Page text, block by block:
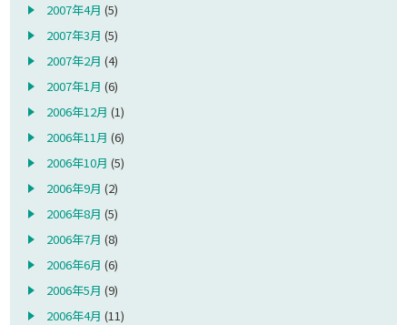
2007年4月 (5)
2007年3月 (5)
2007年2月 (4)
2007年1月 (6)
2006年12月 (1)
2006年11月 (6)
2006年10月 (5)
2006年9月 (2)
2006年8月 (5)
2006年7月 (8)
2006年6月 (6)
2006年5月 (9)
2006年4月 (11)